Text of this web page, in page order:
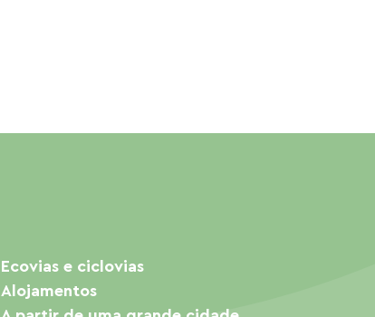
Ecovias e ciclovias
Alojamentos